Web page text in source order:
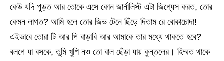
কেউ যদি পুড়ত আর তোকে এসে কোন জার্নালিস্ট এটা জিগ্যেস করত, তোর
কেমন লাগত? আমি হলে তোর জিভ টেনে ছিঁড়ে দিতাম রে বোকাচোদা!
এইভাবে তোরা টি আর পি বাড়াবি আর আমাকে তার মধ্যে থাকতে হবে?
বলগে যা বসকে, তুমি খুশি নও তো বাল ছেঁড়া যায় কুন্তলের। হিম্মত থাকে